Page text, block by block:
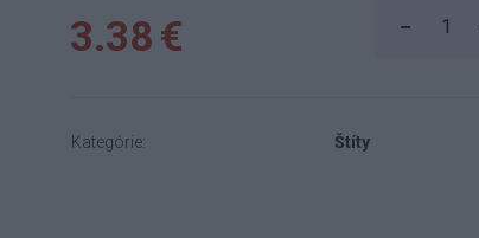
3.38 €
Kategórie: Štíty